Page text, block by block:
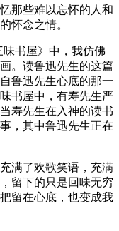
那些难以忘怀的人和
怀念之情。
味书屋》中，我仿佛
。读鲁迅先生的这篇
鲁迅先生心底的那一
书屋中，有寿先生严
寿先生在入神的读书
，其中鲁迅先生正在
满了欢歌笑语，充满
留下的只是回味无穷
留在心底，也变成我